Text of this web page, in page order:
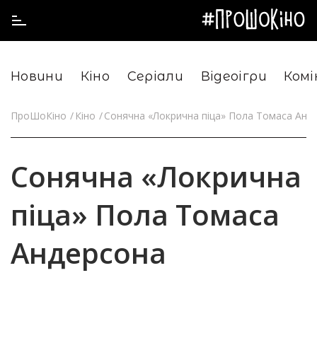
Новини Кіно Серіали Відеоігри
ПроШоКіно Кіно Сонячна «Локрична піца» Пола Томаса
Сонячна «Локрична
піца» Пола Томаса
Андерсона